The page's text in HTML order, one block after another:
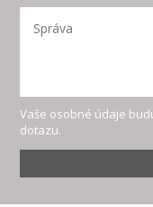
Vaše osobné údaje
dotazu.